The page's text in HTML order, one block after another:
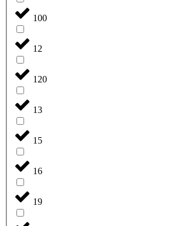
100
12
120
13
15
16
19